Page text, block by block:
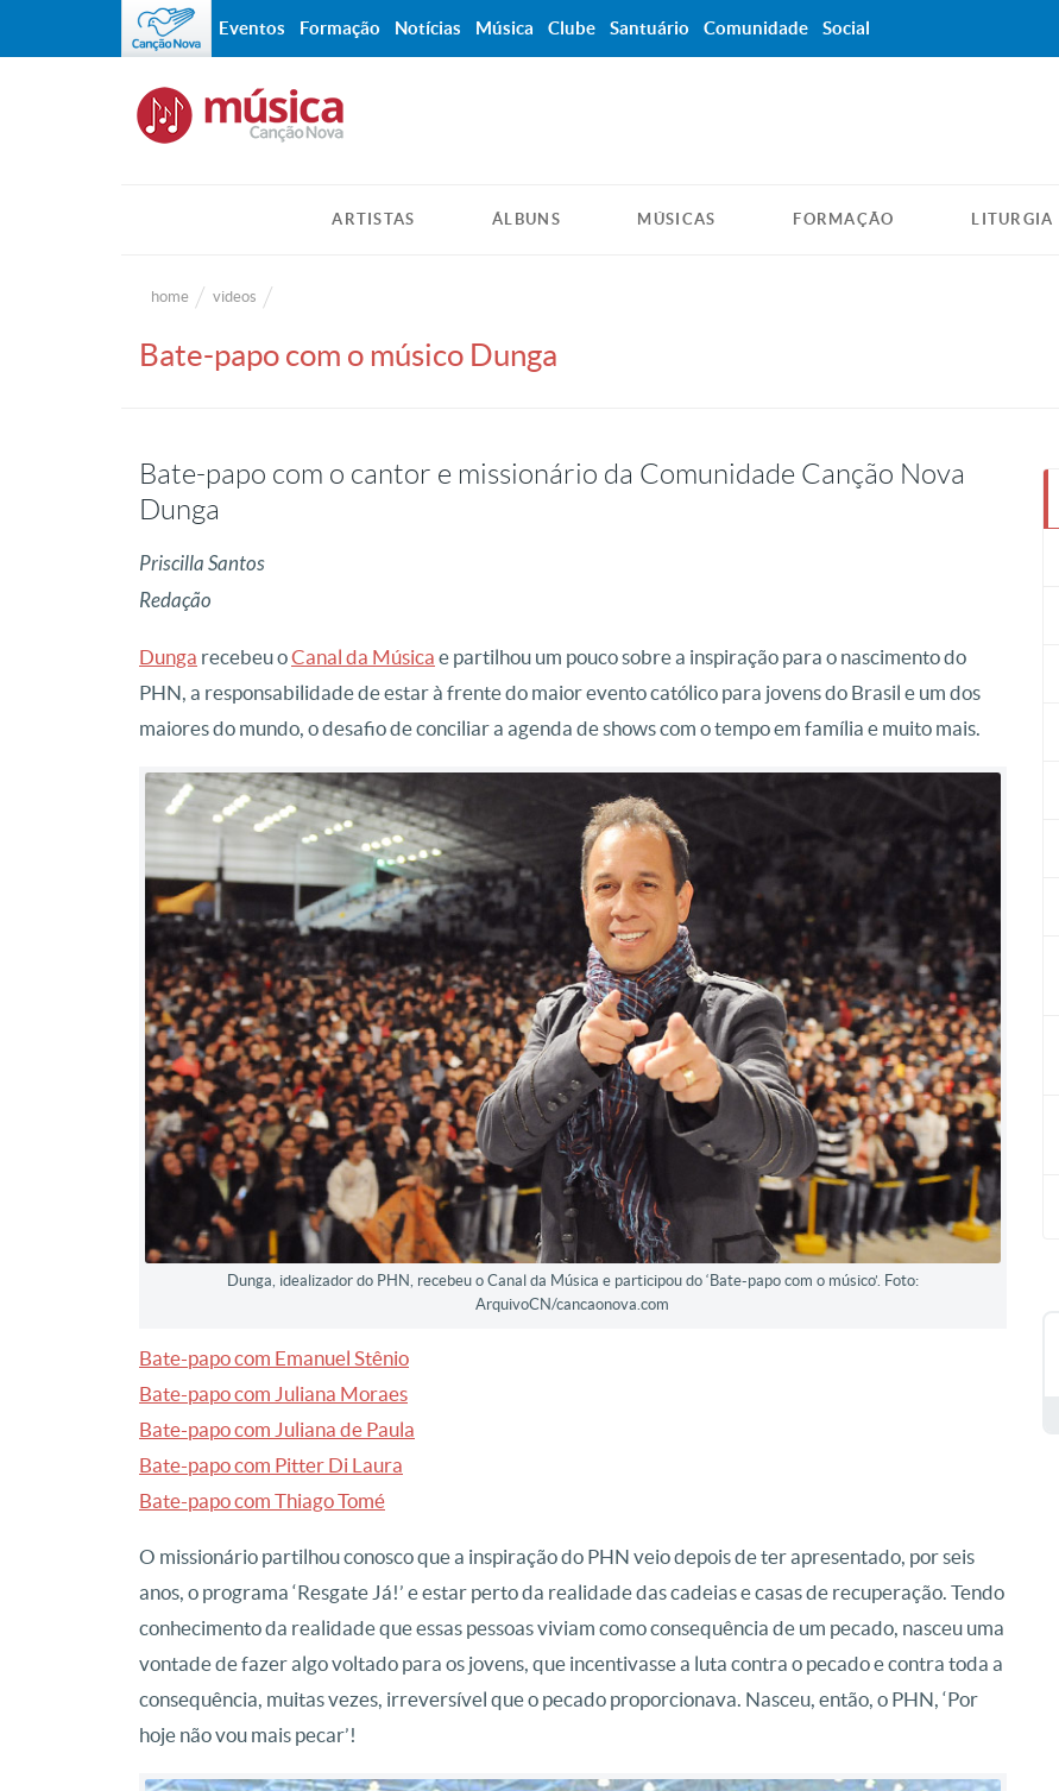
ARTISTAS ÁLBUNS MÚSICAS FORMAÇÃO LITURGIA
home videos
Bate-papo com o músico Dunga
Bate-papo com o cantor e missionário da Comunidade Canção Nova
Dunga
Priscilla Santos
Redação
Dunga recebeu oCanal da Música e partilhou um pouco sobre a inspiração para o nascimento do
PHN, a responsabilidade de estar à frente do maior evento católico para jovens do Brasil e um dos
maiores do mundo, o desafio de conciliar a agenda de shows com o tempo em família e muito mais.
Dunga, idealizador do PHN, recebeu o Canal da Música e participou do ‘Bate-papo com o músico’. Foto:
ArquivoCN/cancaonova.com
Bate-papo com Emanuel Stênio
Bate-papo com Juliana Moraes
Bate-papo com Juliana de Paula
Bate-papo com Pitter Di Laura
Bate-papo com Thiago Tomé
O missionário partilhou conosco que a inspiração do PHN veio depois de ter apresentado, por seis
anos, o programa ‘Resgate Já!’ e estar perto da realidade das cadeias e casas de recuperação. Tendo
conhecimento da realidade que essas pessoas viviam como consequência de um pecado, nasceu uma
vontade de fazer algo voltado para os jovens, que incentivasse a luta contra o pecado e contra toda a
consequência, muitas vezes, irreversível que o pecado proporcionava. Nasceu, então, o PHN, ‘Por
hoje não vou mais pecar’!
Eventos Formação Notícias Música Clube Santuário Comunidade Social